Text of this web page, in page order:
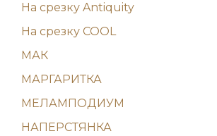
На срезку Antiquity
На срезку COOL
МАК
МАРГАРИТКА
МЕЛАМПОДИУМ
НАПЕРСТЯНКА